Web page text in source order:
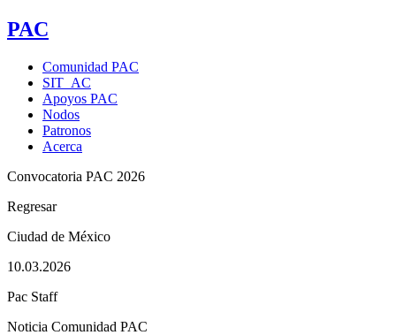
PAC
Comunidad PAC
SIT_AC
Apoyos PAC
Nodos
Patronos
Acerca
Convocatoria PAC 2026
Regresar
Ciudad de México
10.03.2026
Pac Staff
Noticia Comunidad PAC